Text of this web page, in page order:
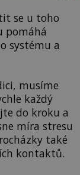
se u toho
pomáhá
systému a
musíme
každý
do kroku a
míra stresu
také
kontaktů.